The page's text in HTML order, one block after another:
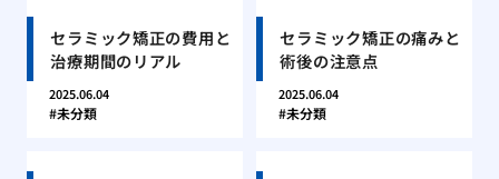
セラミック矯正の費用と
治療期間のリアル
2025.06.04
未分類
セラミック矯正の痛みと
術後の注意点
2025.06.04
未分類